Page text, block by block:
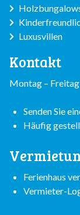
Luxusvillen
Kontakt
Montag –
Senden Sie
Häufig
Ferienhaus
Vermieter-